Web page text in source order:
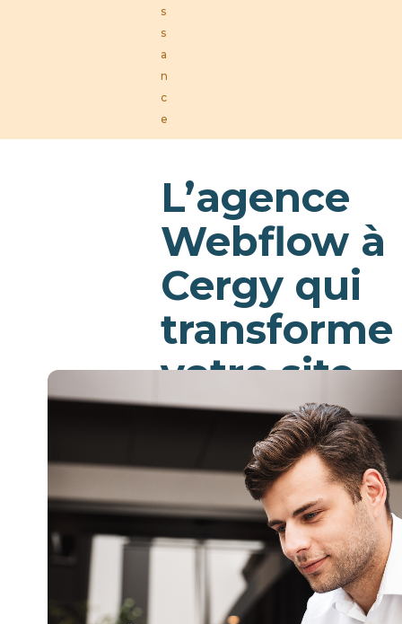
s
s
a
n
c
e
L’agence
Webflow à
Cergy qui
transforme
votre site
en levier
de
croissance
Webflow bouscule les
standards du web. Il permet de
créer des sites ultra-design, sans